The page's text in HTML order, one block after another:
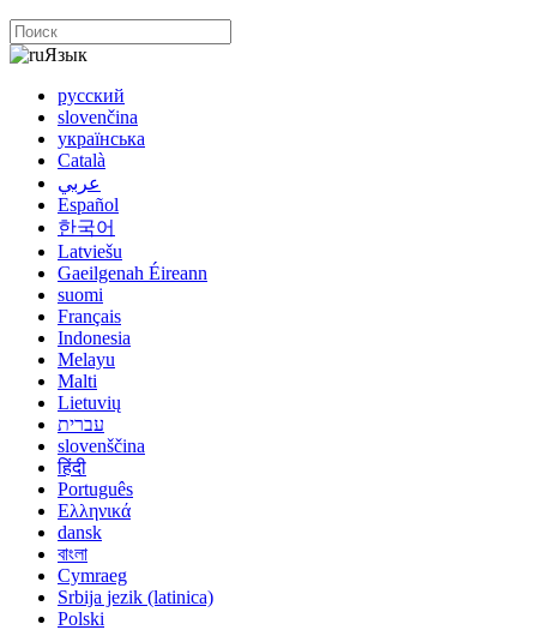
Язык
русский
slovenčina
українська
Català
عربي
Español
한국어
Latviešu
Gaeilgenah Éireann
suomi
Français
Indonesia
Melayu
Malti
Lietuvių
עברית
slovenščina
हिंदी
Português
Ελληνικά
dansk
বাংলা
Cymraeg
Srbija jezik (latinica)
Polski